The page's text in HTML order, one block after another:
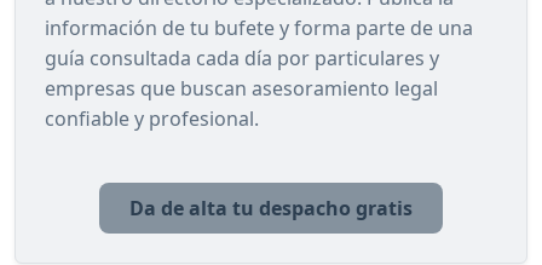
información de tu bufete y forma parte de una
guía consultada cada día por particulares y
empresas que buscan asesoramiento legal
confiable y profesional.
Da de alta tu despacho gratis